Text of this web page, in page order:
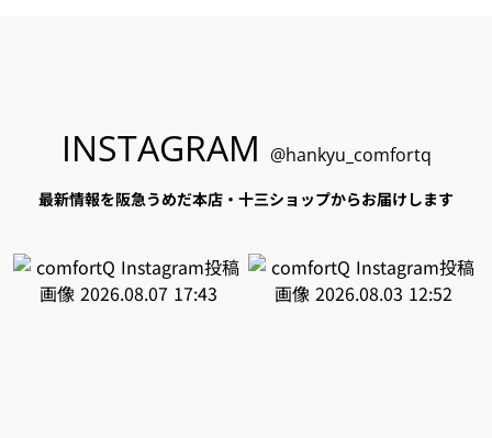
INSTAGRAM @hankyu_comfortq
最新情報を阪急うめだ本店・十三ショップからお届けします